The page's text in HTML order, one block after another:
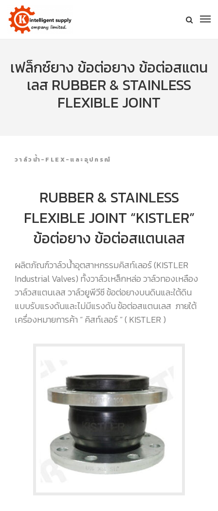
เฟล็กซ์ยาง ข้อต่อยาง ข้อต่อสแตน
เลส RUBBER & STAINLESS
FLEXIBLE JOINT
วาล์วน้ำ-FLEX-และอุปกรณ์
RUBBER & STAINLESS
FLEXIBLE JOINT “KISTLER”
ข้อต่อยาง ข้อต่อสแตนเลส
ผลิตภัณฑ์วาล์วน้ำอุตสาหกรรมคิสท์เลอร์ (KISTLER
Industrial Valves) ทั้งวาล์วเหล็กหล่อ วาล์วทองเหลือง
วาล์วสแตนเลส วาล์วยูพีวีซี ข้อต่อยางบนดินและใต้ดิน
แบบรับแรงดันและไม่มีแรงดัน ข้อต่อสแตนเลส ภายใต้
เครื่องหมายการค้า “ คิสท์เลอร์ ” ( KISTLER )